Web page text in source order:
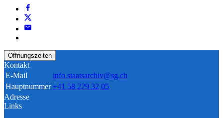
Öffnungszeiten
Kontakt
E-Mail
info.staatsarchiv@sg.ch
Hauptnummer +41 58 229 32 05
Adresse
Links